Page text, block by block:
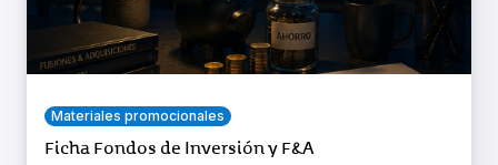
Materiales promocionales
Ficha Fondos de Inversión y F&A